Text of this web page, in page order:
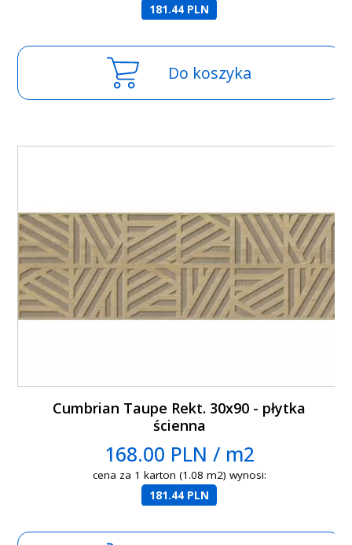
181.44 PLN
Do koszyka
Cumbrian Taupe Rekt. 30x90 - płytka
ścienna
168.00 PLN / m2
cena za 1 karton (1.08 m2) wynosi:
181.44 PLN